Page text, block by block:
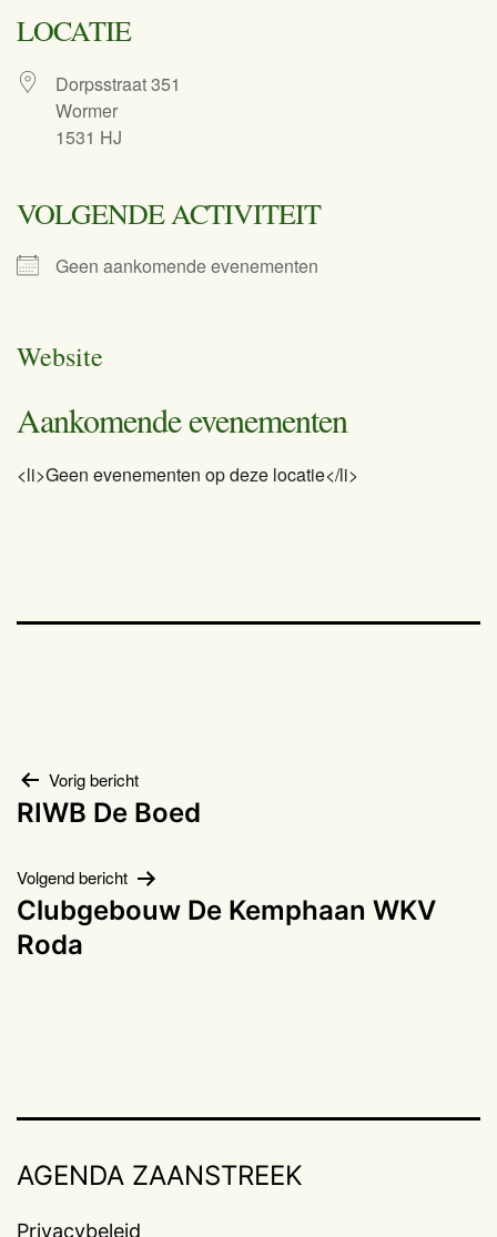
LOCATIE
Dorpsstraat 351
Wormer
1531 HJ
VOLGENDE ACTIVITEIT
Geen aankomende evenementen
Website
Aankomende evenementen
<li>Geen evenementen op deze locatie</li>
Bericht
Vorig bericht
RIWB De Boed
Volgend bericht
Clubgebouw De Kemphaan WKV
Roda
AGENDA ZAANSTREEK
Privacybeleid